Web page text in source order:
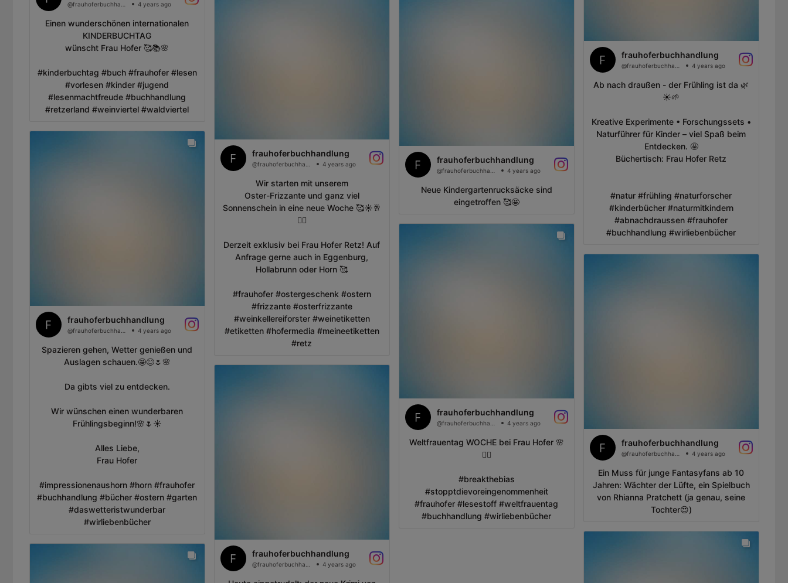
4 years ago
Einen wunderschönen internationalen
KINDERBUCHTAG
wünscht Frau Hofer 🥰📚🌸
#kinderbuchtag #buch #frauhofer #lesen
#vorlesen #kinder #jugend
#lesenmachtfreude #buchhandlung
#retzerland #weinviertel #waldviertel
frauhoferbuchhandlung
4 years ago
Wir starten mit unserem
Oster-Frizzante und ganz viel
Sonnenschein in eine neue Woche 🥰☀️🥂
✌🏻
Derzeit exklusiv bei Frau Hofer Retz! Auf
Anfrage gerne auch in Eggenburg,
Hollabrunn oder Horn 🥰
#frauhofer #ostergeschenk #ostern
#frizzante #osterfrizzante
#weinkellereiforster #weinetiketten
#etiketten #hofermedia #meineetiketten
#retz
frauhoferbuchhandlung
4 years ago
Ab nach draußen - der Frühling ist da 🌿
☀️🌱
Kreative Experimente • Forschungssets •
Naturführer für Kinder – viel Spaß beim
Entdecken. 🤩
Büchertisch: Frau Hofer Retz
#natur #frühling #naturforscher
#kinderbücher #naturmitkindern
#abnachdraussen #frauhofer
#buchhandlung #wirliebenbücher
frauhoferbuchhandlung
4 years ago
Spazieren gehen, Wetter genießen und
Auslagen schauen.🤩😊🌷🌸
Da gibts viel zu entdecken.
Wir wünschen einen wunderbaren
Frühlingsbeginn!🌸🌷☀️
Alles Liebe,
Frau Hofer
#impressionenaushorn #horn #frauhofer
#buchhandlung #bücher #ostern #garten
#daswetteristwunderbar
#wirliebenbücher
frauhoferbuchhandlung
4 years ago
frauhoferbuchhandlung
4 years ago
Neue Kindergartenrucksäcke sind
eingetroffen 🥰🤩
frauhoferbuchhandlung
4 years ago
Ein Muss für junge Fantasyfans ab 10
Jahren: Wächter der Lüfte, ein Spielbuch
von Rhianna Pratchett (ja genau, seine
Tochter😍)
frauhoferbuchhandlung
4 years ago
Weltfrauentag WOCHE bei Frau Hofer 🌸
🦸‍♀️
#breakthebias
#stopptdievoreingenommenheit
#frauhofer #lesestoff #weltfrauentag
#buchhandlung #wirliebenbücher